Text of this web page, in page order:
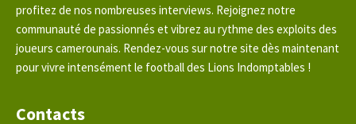
profitez de nos nombreuses interviews. Rejoignez notre
communauté de passionnés et vibrez au rythme des exploits des
joueurs camerounais. Rendez-vous sur notre site dès maintenant
pour vivre intensément le football des Lions Indomptables !
Contacts